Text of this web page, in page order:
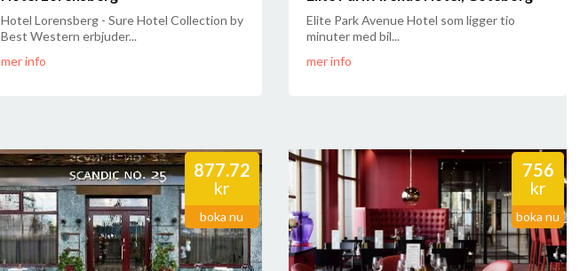
Hotel Lorensberg - Sure Hotel Collection by
Best Western erbjuder...
mer info
Elite Park Avenue Hotel som ligger tio
minuter med bil...
mer info
877.72
kr
boka nu
756
kr
boka nu